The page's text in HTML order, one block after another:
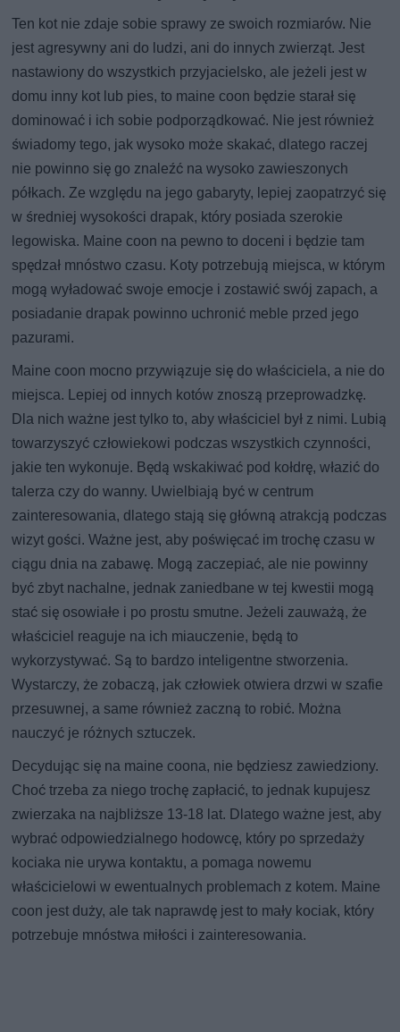
Ten kot nie zdaje sobie sprawy ze swoich rozmiarów. Nie
jest agresywny ani do ludzi, ani do innych zwierząt. Jest
nastawiony do wszystkich przyjacielsko, ale jeżeli jest w
domu inny kot lub pies, to maine coon będzie starał się
dominować i ich sobie podporządkować. Nie jest również
świadomy tego, jak wysoko może skakać, dlatego raczej
nie powinno się go znaleźć na wysoko zawieszonych
półkach. Ze względu na jego gabaryty, lepiej zaopatrzyć się
w średniej wysokości drapak, który posiada szerokie
legowiska. Maine coon na pewno to doceni i będzie tam
spędzał mnóstwo czasu. Koty potrzebują miejsca, w którym
mogą wyładować swoje emocje i zostawić swój zapach, a
posiadanie drapak powinno uchronić meble przed jego
pazurami.
Maine coon mocno przywiązuje się do właściciela, a nie do
miejsca. Lepiej od innych kotów znoszą przeprowadzkę.
Dla nich ważne jest tylko to, aby właściciel był z nimi. Lubią
towarzyszyć człowiekowi podczas wszystkich czynności,
jakie ten wykonuje. Będą wskakiwać pod kołdrę, włazić do
talerza czy do wanny. Uwielbiają być w centrum
zainteresowania, dlatego stają się główną atrakcją podczas
wizyt gości. Ważne jest, aby poświęcać im trochę czasu w
ciągu dnia na zabawę. Mogą zaczepiać, ale nie powinny
być zbyt nachalne, jednak zaniedbane w tej kwestii mogą
stać się osowiałe i po prostu smutne. Jeżeli zauważą, że
właściciel reaguje na ich miauczenie, będą to
wykorzystywać. Są to bardzo inteligentne stworzenia.
Wystarczy, że zobaczą, jak człowiek otwiera drzwi w szafie
przesuwnej, a same również zaczną to robić. Można
nauczyć je różnych sztuczek.
Decydując się na maine coona, nie będziesz zawiedziony.
Choć trzeba za niego trochę zapłacić, to jednak kupujesz
zwierzaka na najbliższe 13-18 lat. Dlatego ważne jest, aby
wybrać odpowiedzialnego hodowcę, który po sprzedaży
kociaka nie urywa kontaktu, a pomaga nowemu
właścicielowi w ewentualnych problemach z kotem. Maine
coon jest duży, ale tak naprawdę jest to mały kociak, który
potrzebuje mnóstwa miłości i zainteresowania.